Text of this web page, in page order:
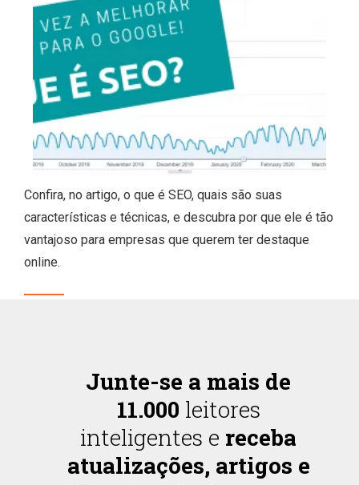
Confira, no artigo, o que é SEO, quais são suas
características e técnicas, e descubra por que ele é tão
vantajoso para empresas que querem ter destaque
online.
Junte-se a mais de
11.000 leitores
inteligentes e receba
atualizações, artigos e